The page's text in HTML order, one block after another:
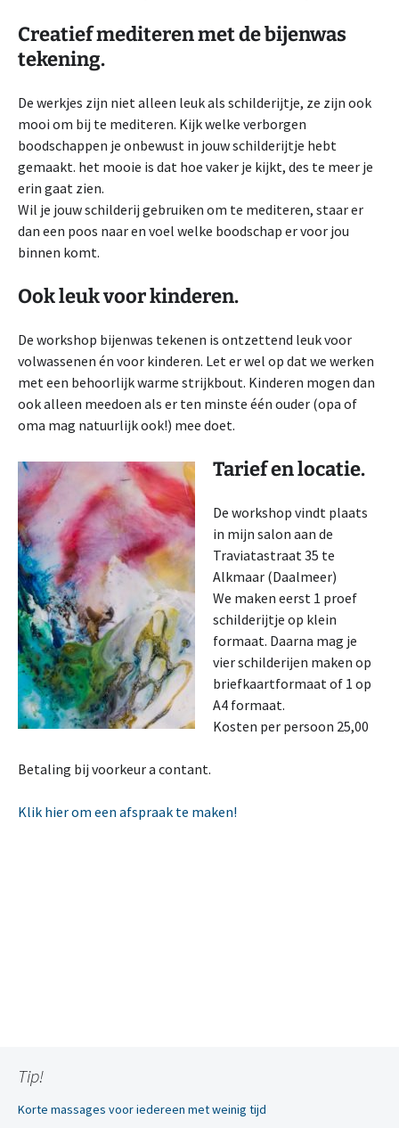
Creatief mediteren met de bijenwas
tekening.
De werkjes zijn niet alleen leuk als schilderijtje, ze zijn ook
mooi om bij te mediteren. Kijk welke verborgen
boodschappen je onbewust in jouw schilderijtje hebt
gemaakt. het mooie is dat hoe vaker je kijkt, des te meer je
erin gaat zien.
Wil je jouw schilderij gebruiken om te mediteren, staar er
dan een poos naar en voel welke boodschap er voor jou
binnen komt.
Ook leuk voor kinderen.
De workshop bijenwas tekenen is ontzettend leuk voor
volwassenen én voor kinderen. Let er wel op dat we werken
met een behoorlijk warme strijkbout. Kinderen mogen dan
ook alleen meedoen als er ten minste één ouder (opa of
oma mag natuurlijk ook!) mee doet.
Tarief en locatie.
De workshop vindt plaats
in mijn salon aan de
Traviatastraat 35 te
Alkmaar (Daalmeer)
We maken eerst 1 proef
schilderijtje op klein
formaat. Daarna mag je
vier schilderijen maken op
briefkaartformaat of 1 op
A4 formaat.
Kosten per persoon 25,00
Betaling bij voorkeur a contant.
Klik hier om een afspraak te maken!
Tip!
Korte massages voor iedereen met weinig tijd